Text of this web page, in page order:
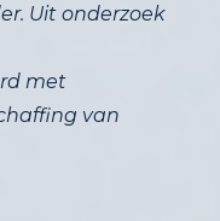
Uit onderzoek
met
van